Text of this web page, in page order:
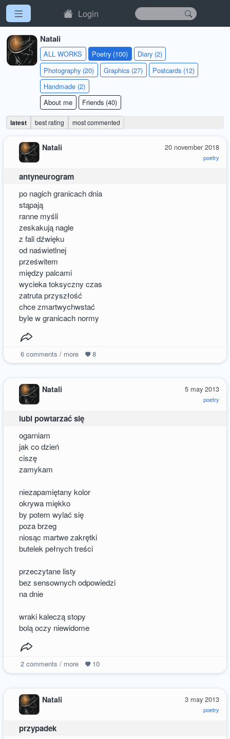
Login
Natali
ALL WORKS Poetry (100)
Diary (2)
Photography (20)
Graphics (27)
Postcards (12)
Handmade (2)
About me
Friends (40)
latest best rating most commented
20 november 2018
poetry
Natali
antyneurogram
po nagich granicach dnia
stąpają
ranne myśli
zeskakują nagle
z fali dźwięku
od naświetlnej
prześwitem
między palcami
wycieka toksyczny czas
zatruta przyszłość
chce zmartwychwstać
byle w granicach normy
6comments / more 8
5 may 2013
poetry
Natali
lubi powtarzać się
ogarniam
jak co dzień
ciszę
zamykam
niezapamiętany kolor
okrywa miękko
by potem wylać się
poza brzeg
niosąc martwe zakrętki
butelek pełnych treści
przeczytane listy
bez sensownych odpowiedzi
na dnie
wraki kaleczą stopy
bolą oczy niewidome
2comments / more 10
3 may 2013
poetry
Natali
przypadek